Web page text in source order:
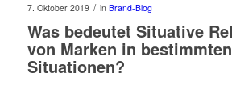
7. Oktober 2019 / in Brand-Blog
Was bedeutet Situative
von Marken in
Situationen?